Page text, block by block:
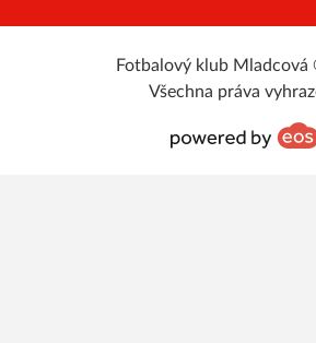
Fotbalový klub Mladcová
Všechna práva